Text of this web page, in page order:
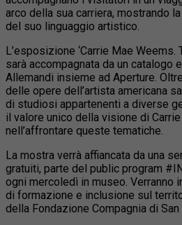
arco della sua carriera, mostrando
del suo linguaggio artistico.
L’esposizione ‘Carrie Mae Weems.
sarà accompagnata da un catalogo
Allemandi insieme ad Aperture.
delle opere dell’artista americana
di studiosi appartenenti a diverse
il valore unico della visione di
nell’affrontare queste tematiche.
La mostra verrà affiancata da una
gratuiti, parte del public program
ogni mercoledì in museo. Verranno
di formazione e inclusione sul
della Fondazione Compagnia di San